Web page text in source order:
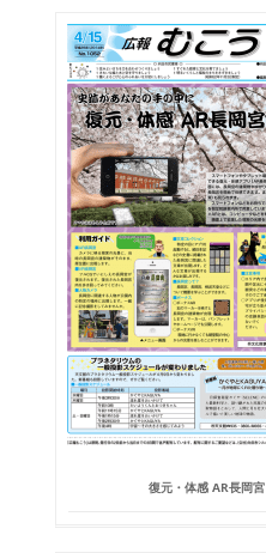
復元・体感 AR長岡宮